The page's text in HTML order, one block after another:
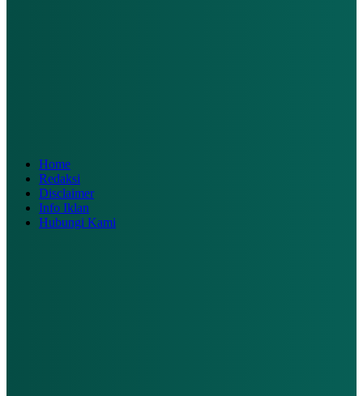
Home
Redaksi
Disclaimer
Info Iklan
Hubungi Kami